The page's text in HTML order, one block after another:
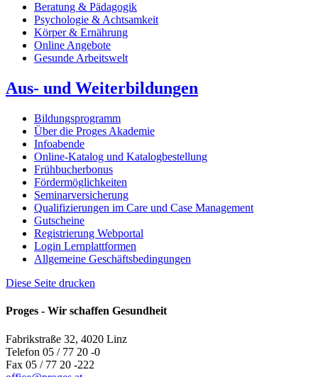
Beratung & Pädagogik
Psychologie & Achtsamkeit
Körper & Ernährung
Online Angebote
Gesunde Arbeitswelt
Aus- und Weiterbildungen
Bildungsprogramm
Über die Proges Akademie
Infoabende
Online-Katalog und Katalogbestellung
Frühbucherbonus
Fördermöglichkeiten
Seminarversicherung
Qualifizierungen im Care und Case Management
Gutscheine
Registrierung Webportal
Login Lernplattformen
Allgemeine Geschäftsbedingungen
Diese Seite drucken
Proges - Wir schaffen Gesundheit
Fabrikstraße 32, 4020 Linz
Telefon 05 / 77 20 -0
Fax 05 / 77 20 -222